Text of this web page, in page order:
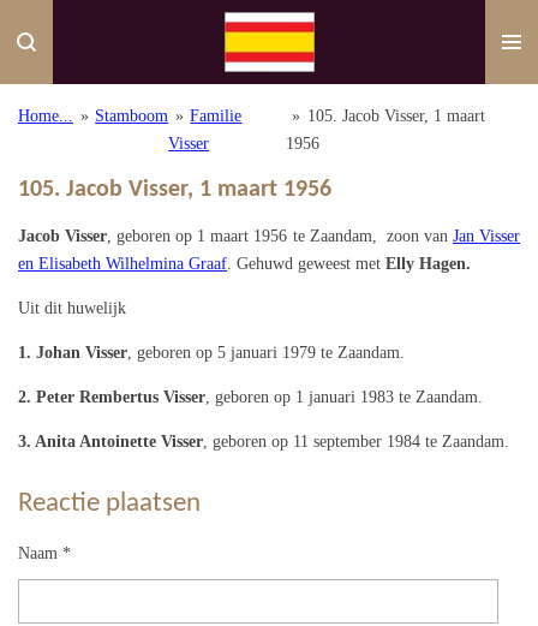
direct
de
Home... » Stamboom » Familie
Visser
» 105. Jacob Visser, 1 maart
1956
105. Jacob Visser, 1 maart 1956
Jacob Visser, geboren op 1 maart 1956 te Zaandam, zoon van Jan Visser
en Elisabeth Wilhelmina Graaf. Gehuwd geweest met Elly Hagen.
Uit dit huwelijk
1. Johan Visser, geboren op 5 januari 1979 te Zaandam.
2. Peter Rembertus Visser, geboren op 1 januari 1983 te Zaandam.
3. Anita Antoinette Visser, geboren op 11 september 1984 te Zaandam.
Reactie plaatsen
Naam *